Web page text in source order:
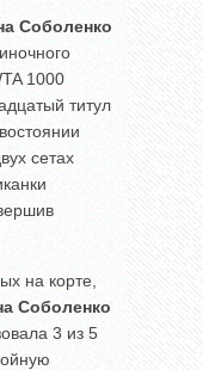
Соболенко
1000
титул
сетах
на корте,
Соболенко
3 из 5